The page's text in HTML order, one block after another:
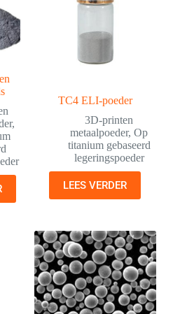
,
TC4 ELI-poeder
3D-printen
metaalpoeder,Op
titanium gebaseerd
legeringspoeder
LEES VERDER